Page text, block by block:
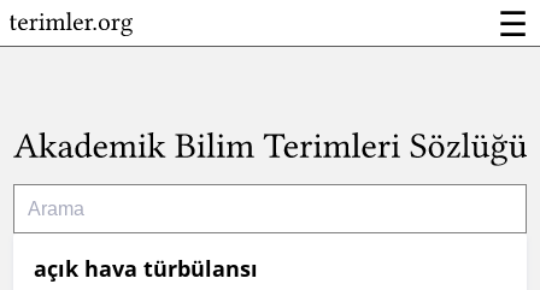
☰
açık hava türbülansı